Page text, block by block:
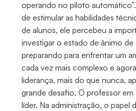
operando no piloto
de estimular as habilidades
de alunos, ele percebeu a
investigar o estado de ânimo de
preparando para enfrentar um
cada vez mais complexo e
liderança, mais do que nunca,
grande desafio. O professor em
líder. Na administração, o papel